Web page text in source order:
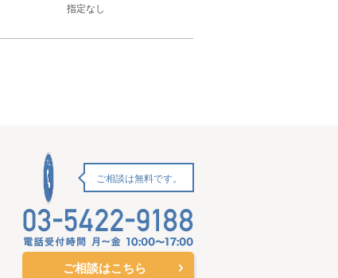
指定なし
ご相談は無料です。
ご相談はこちら